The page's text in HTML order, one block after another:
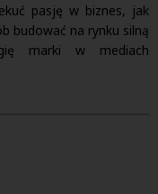
pasję w biznes, jak
budować na rynku silną
marki w mediach